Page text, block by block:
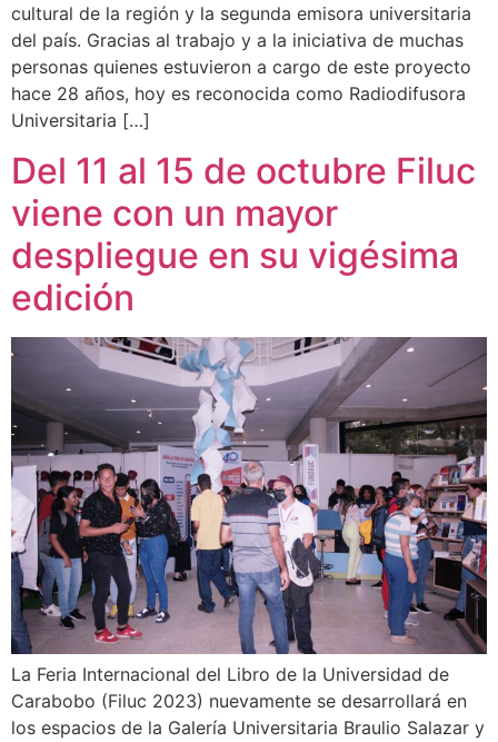
cultural de la región y la segunda emisora universitaria
del país. Gracias al trabajo y a la iniciativa de muchas
personas quienes estuvieron a cargo de este proyecto
hace 28 años, hoy es reconocida como Radiodifusora
Universitaria […]
Del 11 al 15 de octubre Filuc
viene con un mayor
despliegue en su vigésima
edición
La Feria Internacional del Libro de la Universidad de
Carabobo (Filuc 2023) nuevamente se desarrollará en
los espacios de la Galería Universitaria Braulio Salazar y